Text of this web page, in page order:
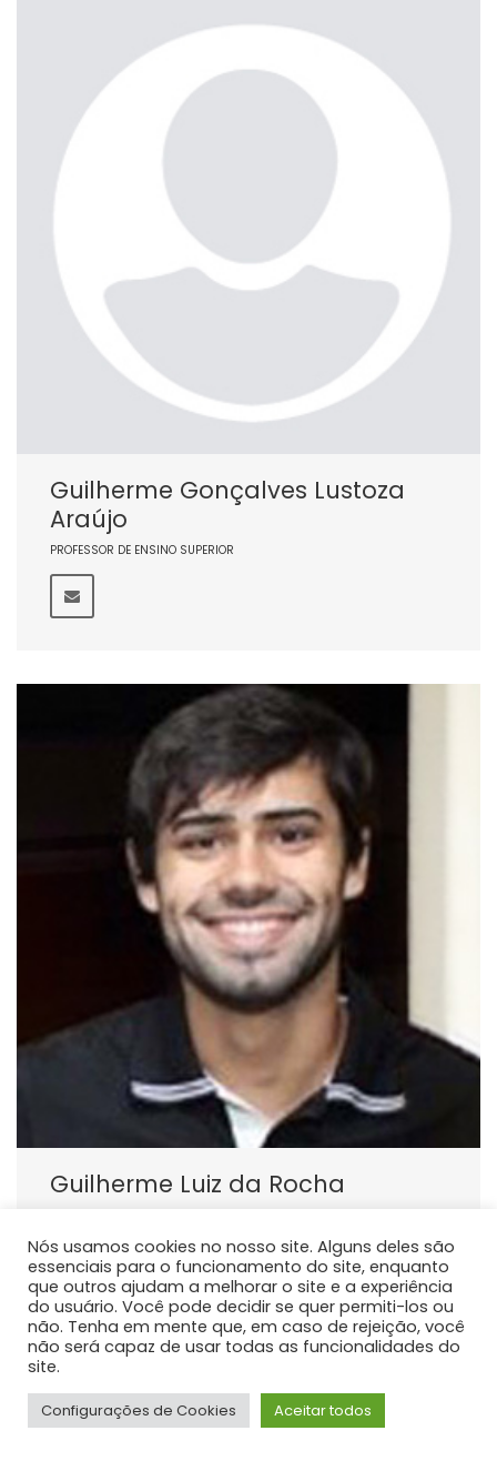
Guilherme Gonçalves Lustoza
Araújo
PROFESSOR DE ENSINO SUPERIOR
Guilherme Luiz da Rocha
Atualmente atua como docente do curso de
graduação em Medicina da Universidade Estadual do
Centro Oeste - Unicentro, responsável pelas
disciplinas de Anatomia Humana.
Nós usamos cookies no nosso site. Alguns deles são
essenciais para o funcionamento do site, enquanto
que outros ajudam a melhorar o site e a experiência
do usuário. Você pode decidir se quer permiti-los ou
não. Tenha em mente que, em caso de rejeição, você
não será capaz de usar todas as funcionalidades do
site.
Configurações de Cookies Aceitar todos